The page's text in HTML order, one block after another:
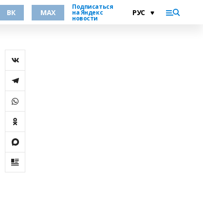
ВК MAX
Подписаться
на Яндекс
новости